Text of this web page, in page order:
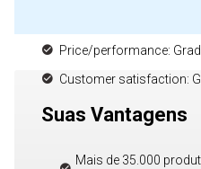
Price/performance:
Customer satisfaction:
Suas Vantagens
Mais de 35.000